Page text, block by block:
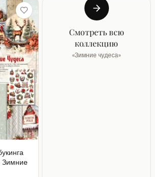
Зимние
Смотреть всю
коллекцию
«Зимние чудеса»